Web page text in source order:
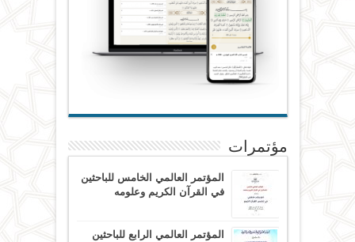
مؤتمرات
المؤتمر العالمي الخامس للباحثين
في القرآن الكريم وعلومه
المؤتمر العالمي الرابع للباحثين